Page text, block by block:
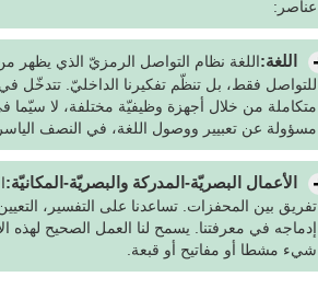
عناصر:
اللغة:اللغة نظام التواصل الرمزيّ الذي يظهر
للتواصل فقط، بل تنظّم تفكيرنا الداخليّ. تتدخّل
مسؤولة عن تعبيير ووصول اللغة، في النصف
الأعمال البصريّة-المدركة والبصريّة-المكانيّة:
تفريق بين المحفزات. تساعدنا على التفسير،
إدماجه في معرفتنا. يسمح لنا العمل الصحيح لهذه
شيء مشطا أو مفاتيح أو قبعة.